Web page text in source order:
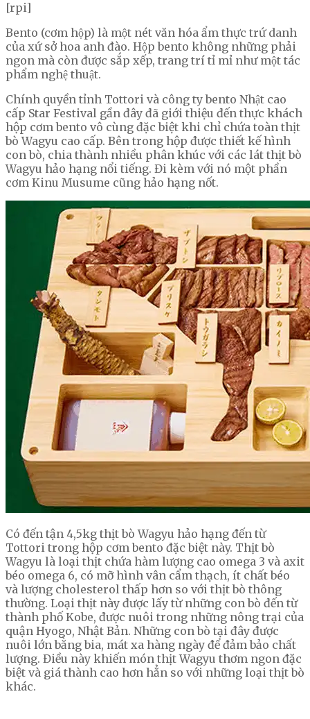
[rpi]
Bento (cơm hộp) là một nét văn hóa ẩm thực trứ danh
của xứ sở hoa anh đào. Hộp bento không những phải
ngon mà còn được sắp xếp, trang trí tỉ mỉ như một tác
phẩm nghệ thuật.
Chính quyền tỉnh Tottori và công ty bento Nhật cao
cấp Star Festival gần đây đã giới thiệu đến thực khách
hộp cơm bento vô cùng đặc biệt khi chỉ chứa toàn thịt
bò Wagyu cao cấp. Bên trong hộp được thiết kế hình
con bò, chia thành nhiều phân khúc với các lát thịt bò
Wagyu hảo hạng nổi tiếng. Đi kèm với nó một phần
cơm Kinu Musume cũng hảo hạng nốt.
Có đến tận 4,5kg thịt bò Wagyu hảo hạng đến từ
Tottori trong hộp cơm bento đặc biệt này. Thịt bò
Wagyu là loại thịt chứa hàm lượng cao omega 3 và axit
béo omega 6, có mỡ hình vân cẩm thạch, ít chất béo
và lượng cholesterol thấp hơn so với thịt bò thông
thường. Loại thịt này được lấy từ những con bò đến từ
thành phố Kobe, được nuôi trong những nông trại của
quận Hyogo, Nhật Bản. Những con bò tại đây được
nuôi lớn bằng bia, mát xa hàng ngày để đảm bảo chất
lượng. Điều này khiến món thịt Wagyu thơm ngon đặc
biệt và giá thành cao hơn hẳn so với những loại thịt bò
khác.